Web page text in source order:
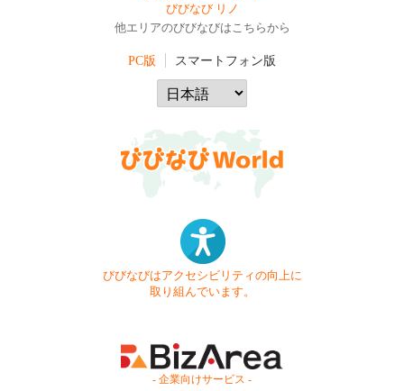
びびなび リノ
他エリアのびびなびはこちらから
PC版 スマートフォン版
びびなびはアクセシビリティの向上に
取り組んでいます。
- 企業向けサービス -